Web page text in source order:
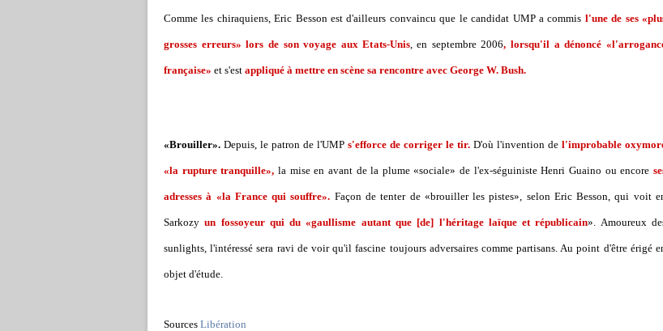
Comme les chiraquiens, Eric Besson est d'ailleurs convaincu que le candidat UMP a commis l'une de ses
grosses erreurs» lors de son voyage aux Etats-Unis, en septembre 2006, lorsqu'il a dénoncé
française» et s'est appliqué à mettre en scène sa rencontre avec George W. Bush.
«Brouiller». Depuis, le patron de l'UMP s'efforce de corriger le tir. D'où l'invention de l'improbable
«la rupture tranquille», la mise en avant de la plume «sociale» de l'ex-séguiniste Henri Guaino ou encore
adresses à «la France qui souffre». Façon de tenter de «brouiller les pistes», selon Eric Besson, qui voit
Sarkozy un fossoyeur qui du «gaullisme autant que [de] l'héritage laïque et républicain». Amoureux
sunlights, l'intéressé sera ravi de voir qu'il fascine toujours adversaires comme partisans. Au point d'être érigé
objet d'étude.
Sources Libération